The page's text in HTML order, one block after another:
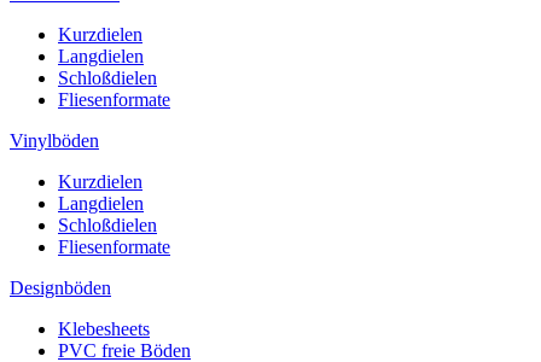
Kurzdielen
Langdielen
Schloßdielen
Fliesenformate
Vinylböden
Kurzdielen
Langdielen
Schloßdielen
Fliesenformate
Designböden
Klebesheets
PVC freie Böden